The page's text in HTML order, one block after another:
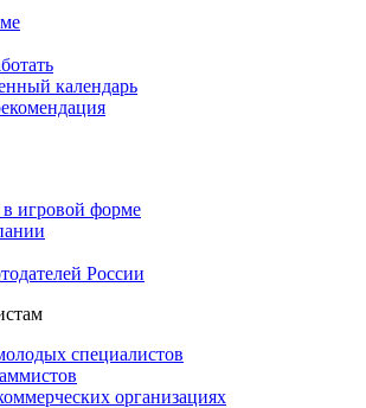
календарь
игровой форме
России
специалистов
организациях